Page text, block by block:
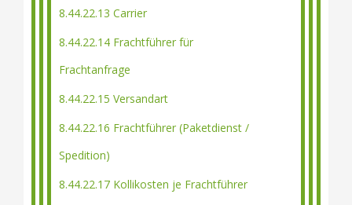
8.44.22.13 Carrier
8.44.22.14 Frachtführer für
Frachtanfrage
8.44.22.15 Versandart
8.44.22.16 Frachtführer (Paketdienst /
Spedition)
8.44.22.17 Kollikosten je Frachtführer